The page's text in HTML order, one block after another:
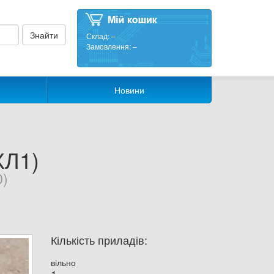
Склад:–
Замовлення:–
Новини
Кількість приладів:
вільно